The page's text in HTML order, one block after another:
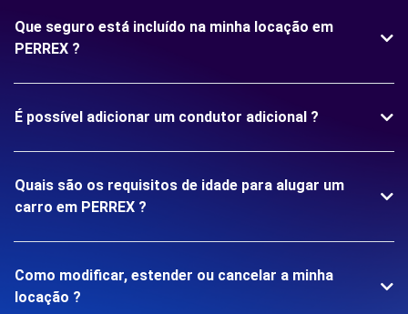
Que seguro está incluído na minha locação em
PERREX ?
É possível adicionar um condutor adicional ?
Quais são os requisitos de idade para alugar um
carro em PERREX ?
Como modificar, estender ou cancelar a minha
locação ?